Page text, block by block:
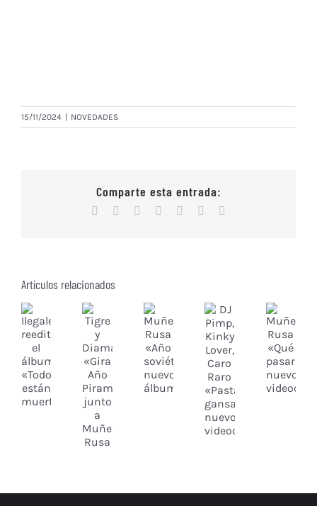
15/11/2024 | NOVEDADES
Comparte esta entrada:
Facebook Reddit WhatsApp
Tumblr
Artículos relacionados